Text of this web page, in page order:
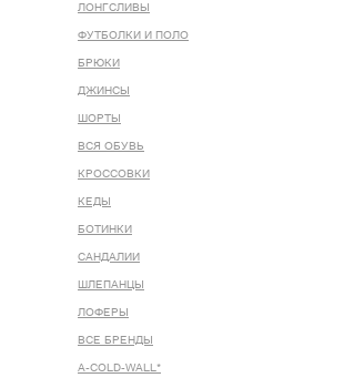
ЛОНГСЛИВЫ
ФУТБОЛКИ И ПОЛО
БРЮКИ
ДЖИНСЫ
ШОРТЫ
ВСЯ ОБУВЬ
КРОССОВКИ
КЕДЫ
БОТИНКИ
САНДАЛИИ
ШЛЕПАНЦЫ
ЛОФЕРЫ
ВСЕ БРЕНДЫ
A-COLD-WALL*